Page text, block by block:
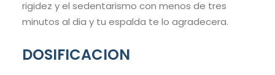
rigidez y el sedentarismo con menos de tres
minutos al dia y tu espalda te lo agradecera.
DOSIFICACION